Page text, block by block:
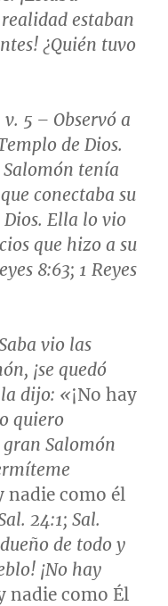
estaban
¿Quién tuvo
v. 5 – Observó a
de Dios.
tenía
conectaba su
Dios. Ella lo vio
que hizo a su
8:63; 1 Reyes
vio las
¡se quedó
dijo: «¡No hay
quiero
Salomón
nadie como él
24:1; Sal.
dueño de todo y
¡No hay
nadie como Él